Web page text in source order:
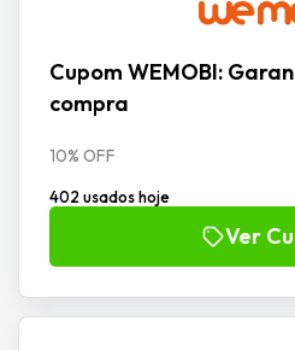
Cupom WEMOBI:
compra
10% OFF
402 usados hoje
Ver